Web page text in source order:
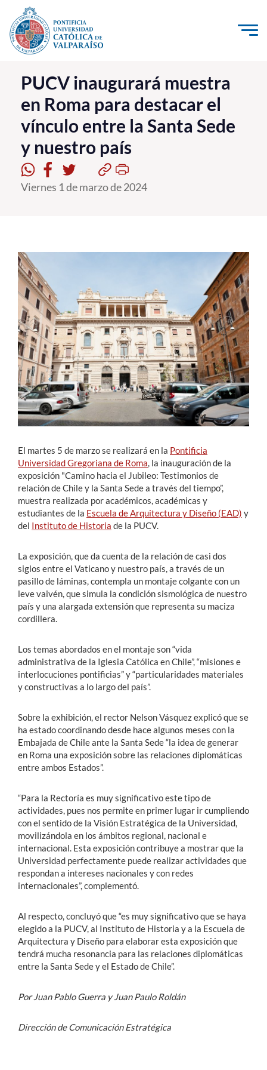
Click acá para ir directamente al contenido
La Universidad
Investigación, Creación e Innovación
PUCV Internacional
Vinculación con el Medio
Admisión
Formación Continua
Estudiantes
Académicos
Funcionarios
Alumni
English
PUCV inaugurará muestra
en Roma para destacar el
vínculo entre la Santa Sede
y nuestro país
Viernes 1 de marzo de 2024
El martes 5 de marzo se realizará en la Pontificia
Universidad Gregoriana de Roma , la inauguración de la
exposición "Camino hacia el Jubileo: Testimonios de
relación de Chile y la Santa Sede a través del tiempo”,
muestra realizada por académicos, académicas y
estudiantes de la Escuela de Arquitectura y Diseño (EAD) y
del Instituto de Historia de la PUCV.
La exposición, que da cuenta de la relación de casi dos
siglos entre el Vaticano y nuestro país, a través de un
pasillo de láminas, contempla un montaje colgante con un
leve vaivén, que simula la condición sismológica de nuestro
país y una alargada extensión que representa su maciza
cordillera.
Los temas abordados en el montaje son “vida
administrativa de la Iglesia Católica en Chile”, “misiones e
interlocuciones pontificias” y “particularidades materiales
y constructivas a lo largo del país”.
Sobre la exhibición, el rector Nelson Vásquez explicó que se
ha estado coordinando desde hace algunos meses con la
Embajada de Chile ante la Santa Sede “la idea de generar
en Roma una exposición sobre las relaciones diplomáticas
entre ambos Estados”.
“Para la Rectoría es muy significativo este tipo de
actividades, pues nos permite en primer lugar ir cumpliendo
con el sentido de la Visión Estratégica de la Universidad,
movilizándola en los ámbitos regional, nacional e
internacional. Esta exposición contribuye a mostrar que la
Universidad perfectamente puede realizar actividades que
respondan a intereses nacionales y con redes
internacionales”, complementó.
Al respecto, concluyó que “es muy significativo que se haya
elegido a la PUCV, al Instituto de Historia y a la Escuela de
Arquitectura y Diseño para elaborar esta exposición que
tendrá mucha resonancia para las relaciones diplomáticas
entre la Santa Sede y el Estado de Chile”.
Por Juan Pablo Guerra y Juan Paulo Roldán
Dirección de Comunicación Estratégica